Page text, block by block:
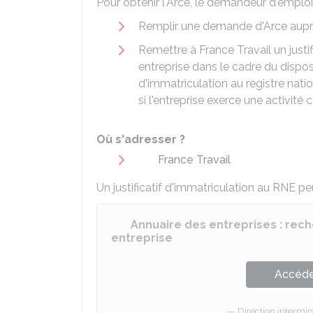
Remplir une demande d'Arce
Remettre à France Travail un
entreprise dans le cadre du
d'immatriculation au registre
si l'entreprise exerce une activité
Où s'adresser ?
France Travail
Un justificatif d'immatriculation au RNE
Annuaire des entreprises :
entreprise